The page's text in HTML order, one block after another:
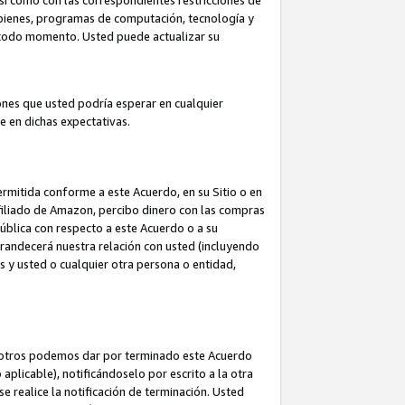
programas de computación, tecnología y
momento. Usted puede actualizar su
que usted podría esperar en cualquier
en dichas expectativas.
conforme a este Acuerdo, en su Sitio o en
de Amazon, percibo dinero con las compras
con respecto a este Acuerdo o a su
nuestra relación con usted (incluyendo
y usted o cualquier otra persona o entidad,
podemos dar por terminado este Acuerdo
aplicable), notificándoselo por escrito a la otra
realice la notificación de terminación. Usted